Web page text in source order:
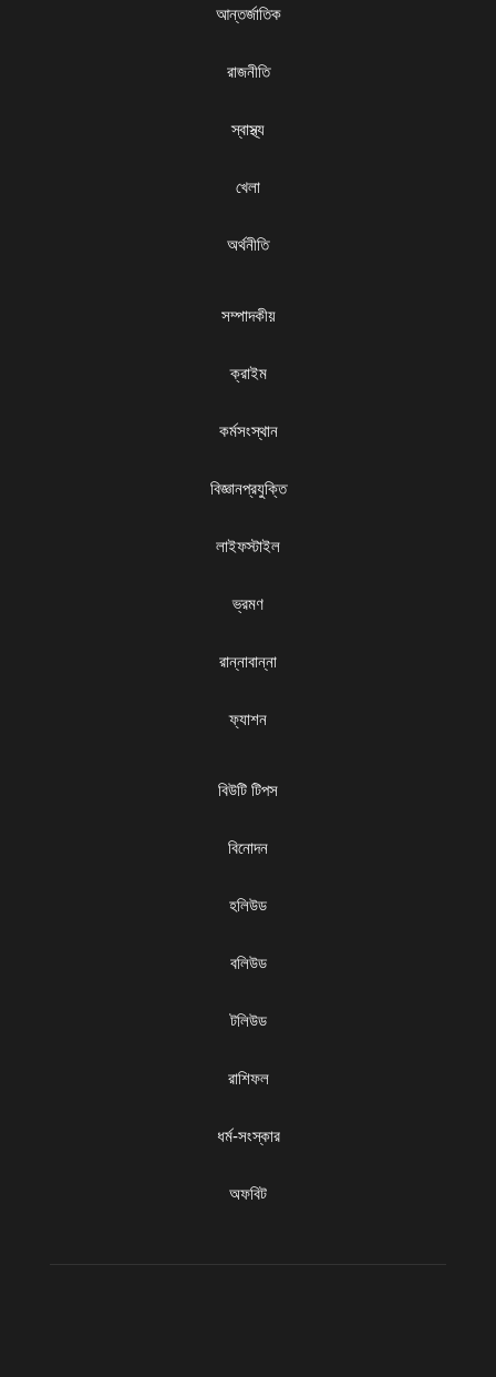
আন্তর্জাতিক
রাজনীতি
স্বাস্থ্য
খেলা
অর্থনীতি
সম্পাদকীয়
ক্রাইম
কর্মসংস্থান
বিজ্ঞানপ্রযুক্তি
লাইফস্টাইল
ভ্রমণ
রান্নাবান্না
ফ্যাশন
বিউটি টিপস
বিনোদন
হলিউড
বলিউড
টলিউড
রাশিফল
ধৰ্ম-সংস্কার
অফবিট